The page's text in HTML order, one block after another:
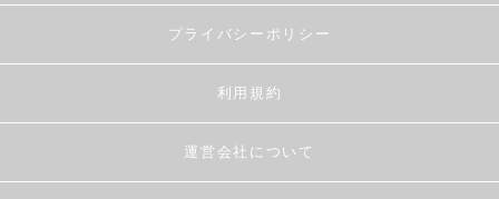
プライバシーポリシー
利用規約
運営会社について